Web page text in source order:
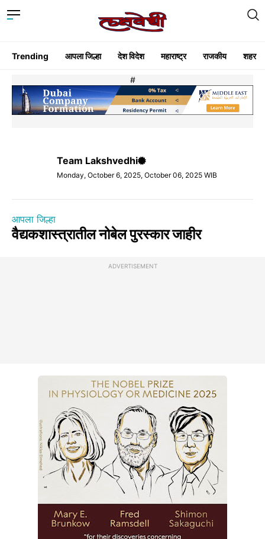
Trending आपला जिल्हा देश विदेश महाराष्ट्र राजकीय शहर
#
Team Lakshvedhi
Monday, October 6, 2025, October 06, 2025 WIB
आपला जिल्हा
वैद्यकशास्त्रातील नोबेल पुरस्कार जाहीर
ADVERTISEMENT